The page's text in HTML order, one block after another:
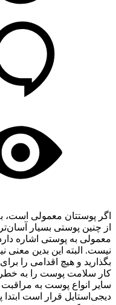
اگر پوستتان معمولی است،
از چنین پوستی بسیار
معمولی به پوستی اشاره
نیست. البته این بدین
بگذارید و هیچ اقدامی را
کار سلامت پوست را به خطر
سایر انواع پوست به مراقبت
دیجی‌استایل قرار است